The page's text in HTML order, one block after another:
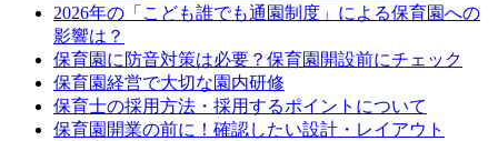
2026年の「こども誰でも通園制度」による保育園への
影響は？
保育園に防音対策は必要？保育園開設前にチェック
保育園経営で大切な園内研修
保育士の採用方法・採用するポイントについて
保育園開業の前に！確認したい設計・レイアウト